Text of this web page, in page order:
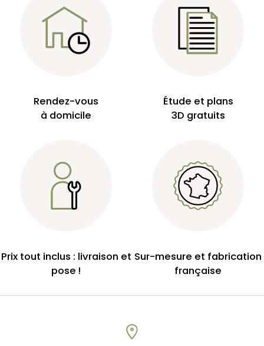
Rendez-vous
à domicile
Étude et plans
3D gratuits
Prix tout inclus : livraison et
pose !
Sur-mesure et fabrication
française